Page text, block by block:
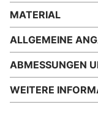
MATERIAL
ALLGEMEINE
ABMESSUNGEN
WEITERE